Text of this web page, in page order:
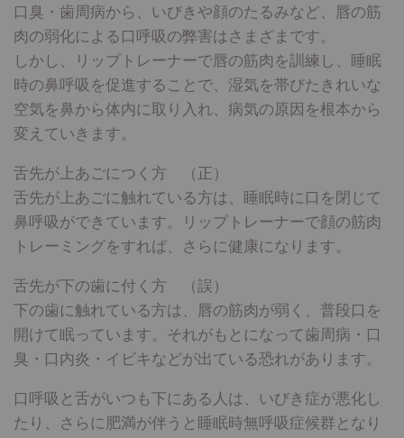
口臭・歯周病から、いびきや顔のたるみなど、唇の筋
肉の弱化による口呼吸の弊害はさまざまです。
しかし、リップトレーナーで唇の筋肉を訓練し、睡眠
時の鼻呼吸を促進することで、湿気を帯びたきれいな
空気を鼻から体内に取り入れ、病気の原因を根本から
変えていきます。
舌先が上あごにつく方 （正）
舌先が上あごに触れている方は、睡眠時に口を閉じて
鼻呼吸ができています。リップトレーナーで顔の筋肉
トレーミングをすれば、さらに健康になります。
舌先が下の歯に付く方 （誤）
下の歯に触れている方は、唇の筋肉が弱く、普段口を
開けて眠っています。それがもとになって歯周病・口
臭・口内炎・イビキなどが出ている恐れがあります。
口呼吸と舌がいつも下にある人は、いびき症が悪化し
たり、さらに肥満が伴うと睡眠時無呼吸症候群となり